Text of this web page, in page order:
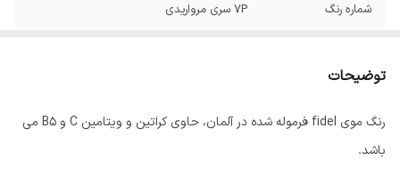
شماره رنگ 7P سری مرواریدی
توضیحات
رنگ موی fidel فرموله شده در آلمان، حاوی کراتین و ویتامین C و B5 می
باشد.